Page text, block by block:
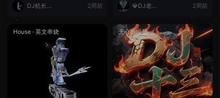
DJ机长云
2周前
💎DJ老王
2周前
House · 英文串烧 无心睡眠鼓